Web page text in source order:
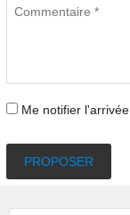
Me notifier
PROPOSER